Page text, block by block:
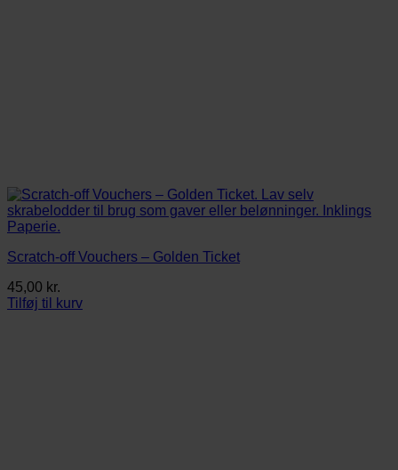
Scratch-off Vouchers – Golden Ticket
45,00 kr.
Tilføj til kurv